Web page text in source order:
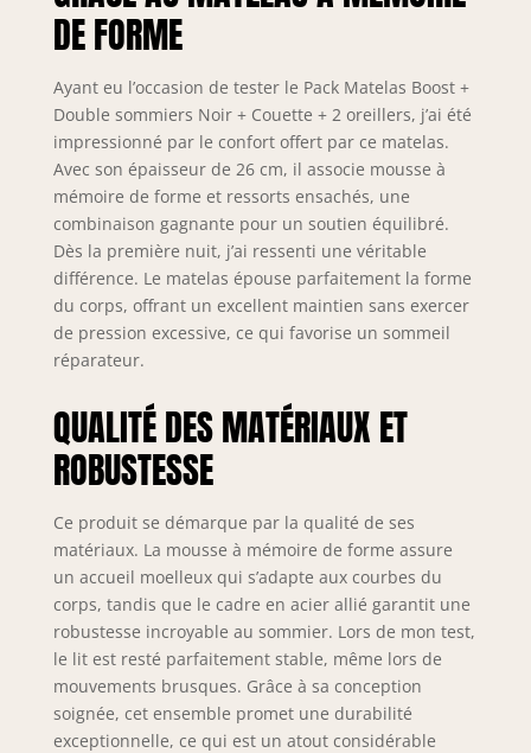
polyester micro
Indépendance de
couchage :
Excellente -
Réversible
Eté/Hiver
Certification :
Fabrication
européenne -
Garantie : 10 ans
DE FORME
Ayant eu l’occasion de tester le Pack Matelas Boost +
Double sommiers Noir + Couette + 2 oreillers, j’ai été
impressionné par le confort offert par ce matelas.
Avec son épaisseur de 26 cm, il associe mousse à
mémoire de forme et ressorts ensachés, une
combinaison gagnante pour un soutien équilibré.
Dès la première nuit, j’ai ressenti une véritable
différence. Le matelas épouse parfaitement la forme
du corps, offrant un excellent maintien sans exercer
de pression excessive, ce qui favorise un sommeil
réparateur.
QUALITÉ DES MATÉRIAUX ET
ROBUSTESSE
Ce produit se démarque par la qualité de ses
matériaux. La mousse à mémoire de forme assure
un accueil moelleux qui s’adapte aux courbes du
corps, tandis que le cadre en acier allié garantit une
robustesse incroyable au sommier. Lors de mon test,
le lit est resté parfaitement stable, même lors de
mouvements brusques. Grâce à sa conception
soignée, cet ensemble promet une durabilité
exceptionnelle, ce qui est un atout considérable